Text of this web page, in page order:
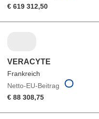
€ 619 312,50
VERACYTE
Frankreich
Netto-EU-Beitrag
€ 88 308,75